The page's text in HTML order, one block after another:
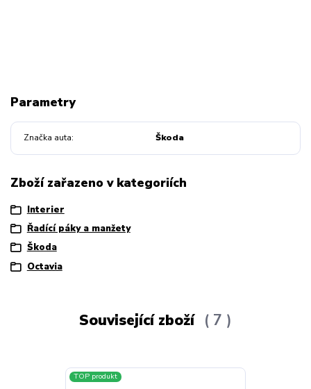
Parametry
Značka auta Škoda
Zboží zařazeno v kategoriích
Interier
Řadící páky a manžety
Škoda
Octavia
Související zboží 7
TOP produkt